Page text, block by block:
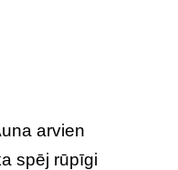
arvien
spēj rūpīgi